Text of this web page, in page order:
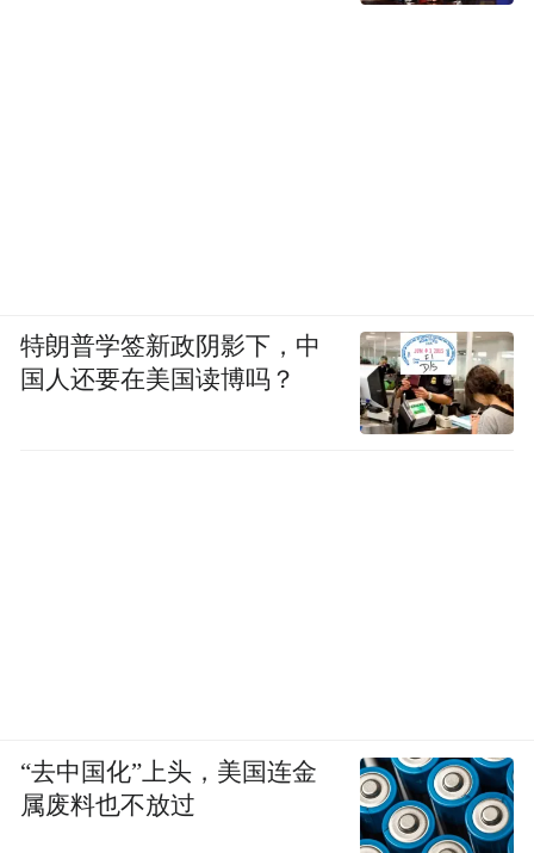
特朗普学签新政阴影下，中
国人还要在美国读博吗？
“去中国化”上头，美国连金
属废料也不放过